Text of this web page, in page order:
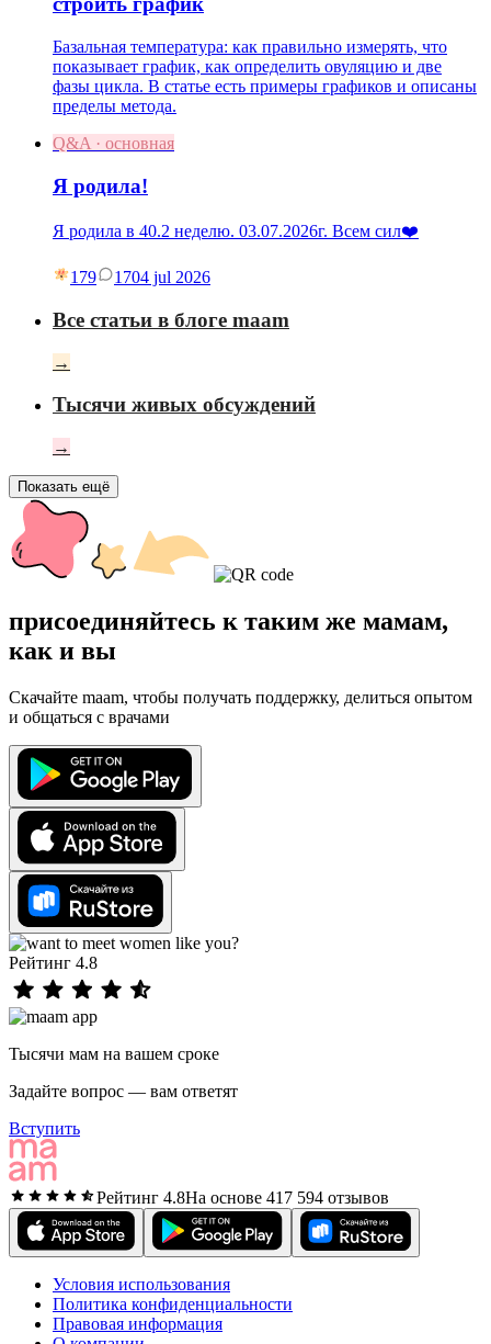
Базальная температура: как правильно измерять, что
показывает график, как определить овуляцию и две
фазы цикла. В статье есть примеры графиков и описаны
пределы метода.
Q&A · основная
Я родила!
Я родила в 40.2 неделю. 03.07.2026г. Всем сил❤️
179 1704 jul 2026
Все статьи в блоге maam
→
Тысячи живых обсуждений
→
Показать ещё
присоединяйтесь к таким же мамам,
как и вы
Скачайте maam, чтобы получать поддержку, делиться опытом
и общаться с врачами
Рейтинг 4.8
Тысячи мам на вашем сроке
Задайте вопрос — вам ответят
Вступить
Рейтинг 4.8На основе 417 594 отзывов
Условия использования
Политика конфиденциальности
Правовая информация